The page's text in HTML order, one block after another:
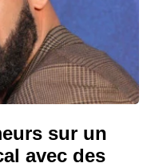
sur un
avec des